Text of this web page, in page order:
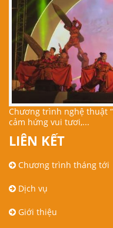
Chương trình nghệ thuật
cảm hứng vui tươi,...
LIÊN KẾT
Chương trình tháng tới
Dịch vụ
Giới thiệu